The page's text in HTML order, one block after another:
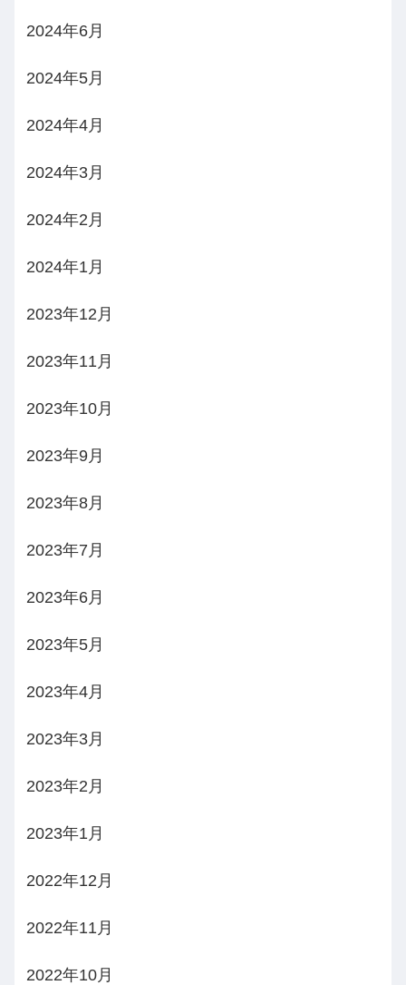
2024年6月
2024年5月
2024年4月
2024年3月
2024年2月
2024年1月
2023年12月
2023年11月
2023年10月
2023年9月
2023年8月
2023年7月
2023年6月
2023年5月
2023年4月
2023年3月
2023年2月
2023年1月
2022年12月
2022年11月
2022年10月